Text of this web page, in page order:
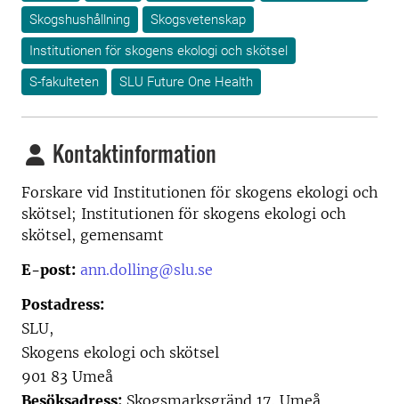
Skogshushållning
Skogsvetenskap
Institutionen för skogens ekologi och skötsel
S-fakulteten
SLU Future One Health
Kontaktinformation
Forskare vid Institutionen för skogens ekologi och
skötsel; Institutionen för skogens ekologi och
skötsel, gemensamt
E-post: ann.dolling@slu.se
Postadress:
SLU,
Skogens ekologi och skötsel
901 83 Umeå
Besöksadress: Skogsmarksgränd 17, Umeå